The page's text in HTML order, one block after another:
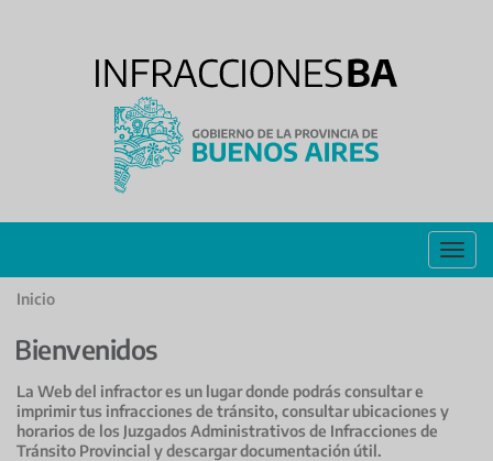
Inicio
Bienvenidos
La Web del infractor es un lugar donde podrás consultar e
imprimir tus infracciones de tránsito, consultar ubicaciones y
horarios de los Juzgados Administrativos de Infracciones de
Tránsito Provincial y descargar documentación útil.